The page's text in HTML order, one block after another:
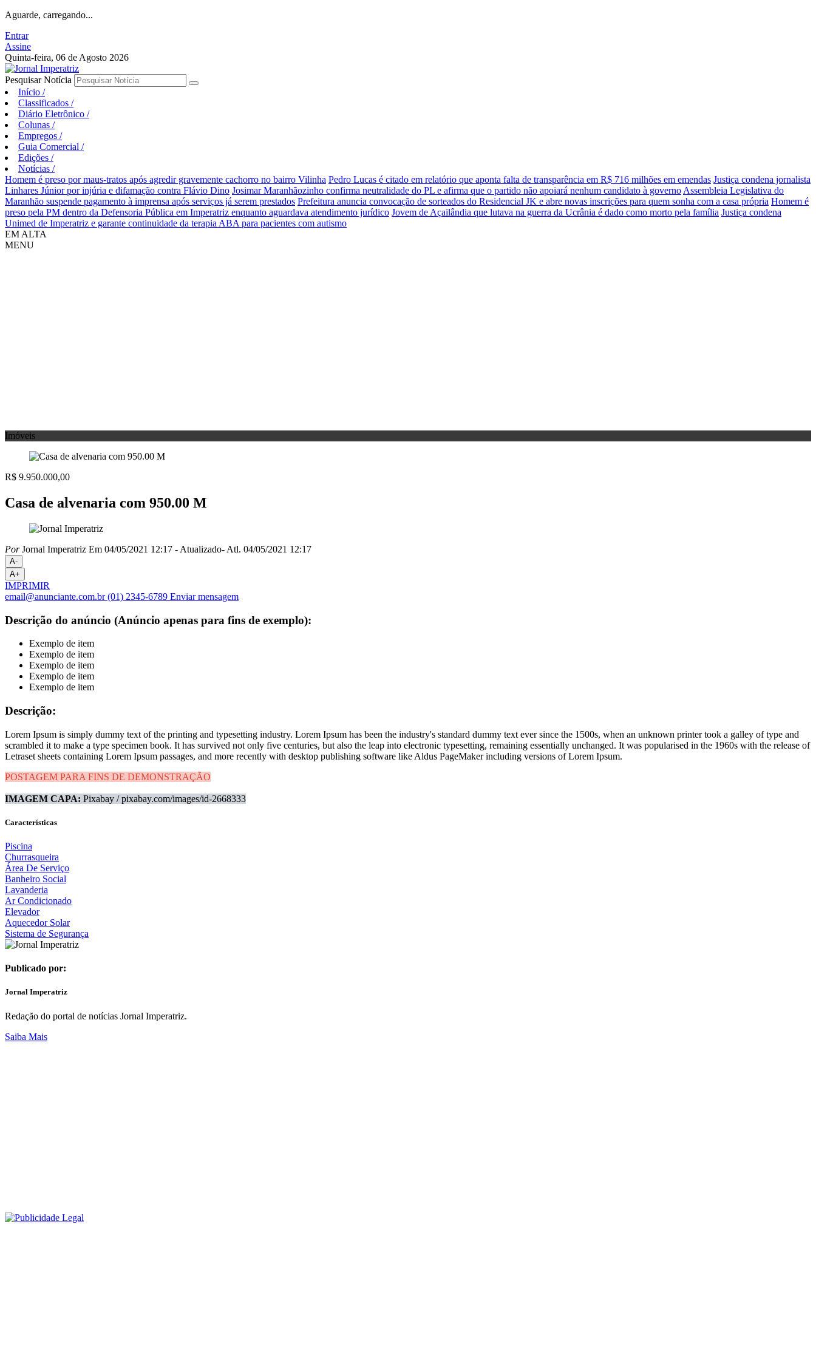
Aguarde, carregando...
Entrar
Assine
Quinta-feira, 06 de Agosto 2026
Pesquisar Notícia
Início /
Classificados /
Diário Eletrônico /
Colunas /
Empregos /
Guia Comercial /
Edições /
Notícias /
Homem é preso por maus-tratos após agredir gravemente cachorro no bairro Vilinha Pedro Lucas é citado em relatório que aponta falta de transparência em R$ 716 milhões em emendas Justiça condena jornalista
Linhares Júnior por injúria e difamação contra Flávio Dino Josimar Maranhãozinho confirma neutralidade do PL e afirma que o partido não apoiará nenhum candidato à governo Assembleia Legislativa do
Maranhão suspende pagamento à imprensa após serviços já serem prestados Prefeitura anuncia convocação de sorteados do Residencial JK e abre novas inscrições para quem sonha com a casa própria Homem é
preso pela PM dentro da Defensoria Pública em Imperatriz enquanto aguardava atendimento jurídico Jovem de Açailândia que lutava na guerra da Ucrânia é dado como morto pela família Justiça condena
Unimed de Imperatriz e garante continuidade da terapia ABA para pacientes com autismo
EM ALTA
MENU
Imóveis
R$ 9.950.000,00
Casa de alvenaria com 950.00 M
PorJornal Imperatriz Em 04/05/2021 12:17 - Atualizado- Atl. 04/05/2021 12:17
A-
A+
IMPRIMIR
email@anunciante.com.br(01) 2345-6789 Enviar mensagem
Descrição do anúncio (Anúncio apenas para fins de exemplo):
Exemplo de item
Exemplo de item
Exemplo de item
Exemplo de item
Exemplo de item
Descrição:
Lorem Ipsum is simply dummy text of the printing and typesetting industry. Lorem Ipsum has been the industry's standard dummy text ever since the 1500s, when an unknown printer took a galley of type and
scrambled it to make a type specimen book. It has survived not only five centuries, but also the leap into electronic typesetting, remaining essentially unchanged. It was popularised in the 1960s with the release of
Letraset sheets containing Lorem Ipsum passages, and more recently with desktop publishing software like Aldus PageMaker including versions of Lorem Ipsum.
POSTAGEM PARA FINS DE DEMONSTRAÇÃO
IMAGEM CAPA: Pixabay / pixabay.com/images/id-2668333
Características
Piscina
Churrasqueira
Área De Serviço
Banheiro Social
Lavanderia
Ar Condicionado
Elevador
Aquecedor Solar
Sistema de Segurança
Publicado por:
Jornal Imperatriz
Redação do portal de notícias Jornal Imperatriz.
Saiba Mais